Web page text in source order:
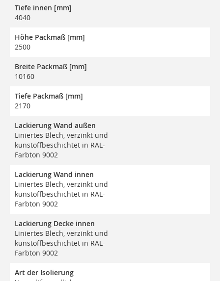
Tiefe innen [mm]
4040
Höhe Packmaß [mm]
2500
Breite Packmaß [mm]
10160
Tiefe Packmaß [mm]
2170
Lackierung Wand außen
Liniertes Blech, verzinkt und
kunstoffbeschichtet in RAL-
Farbton 9002
Lackierung Wand innen
Liniertes Blech, verzinkt und
kunstoffbeschichtet in RAL-
Farbton 9002
Lackierung Decke innen
Liniertes Blech, verzinkt und
kunstoffbeschichtet in RAL-
Farbton 9002
Art der Isolierung